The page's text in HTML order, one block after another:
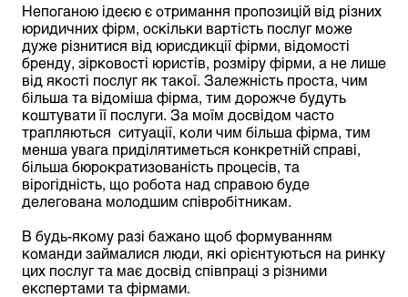
Непоганою ідеєю є отримання пропозицій від різних
юридичних фірм, оскільки вартість послуг може
дуже різнитися від юрисдикції фірми, відомості
бренду, зірковості юристів, розміру фірми, а не лише
від якості послуг як такої. Залежність проста, чим
більша та відоміша фірма, тим дорожче будуть
коштувати її послуги. За моїм досвідом часто
трапляються ситуації, коли чим більша фірма, тим
менша увага приділятиметься конкретній справі,
більша бюрократизованість процесів, та
вірогідність, що робота над справою буде
делегована молодшим співробітникам.
В будь-якому разі бажано щоб формуванням
команди займалися люди, які орієнтуються на ринку
цих послуг та має досвід співпраці з різними
експертами та фірмами.